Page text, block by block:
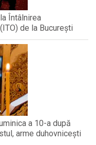
Întâlnirea
de la București
a 10-a după
arme duhovnicești